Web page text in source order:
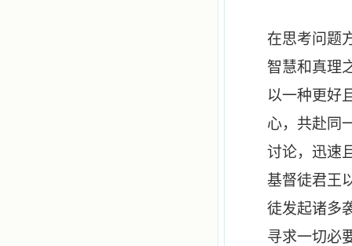
在思考问题
智慧和真理
以一种更好
心，共赴同
讨论，迅速
基督徒君王
徒发起诸多
寻求一切必